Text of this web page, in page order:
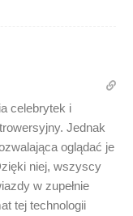
celebrytek i
Jednak
oglądać je
niej, wszyscy
w zupełnie
tej technologii